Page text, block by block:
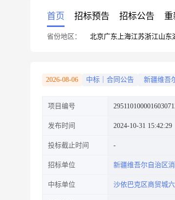
首页 招标预告 招标公告
省份地区： 北京广东 上海江苏浙江山东
2026-08-06 中标｜合同公告 新疆维吾
项目编号
发布时间 2024-10-31 15:42:29
投标截止时间
招标单位 新疆维吾尔自治区
中标单位 沙依巴克区商贸城